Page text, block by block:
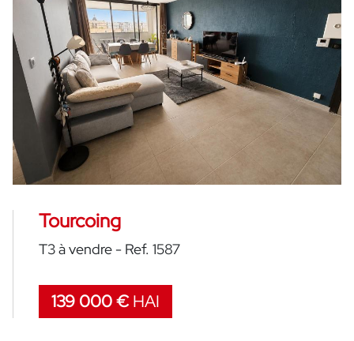
Tourcoing
T3 à vendre - Ref. 1587
139 000 €HAI